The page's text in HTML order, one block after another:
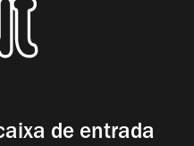
de entrada